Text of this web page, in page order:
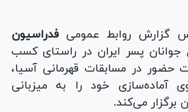
گزارش روابط عمومی فدراسیون
جوانان پسر ایران در راستای کسب
حضور در مسابقات قهرمانی آسیا،
آماده‌سازی خود را به میزبانی
برگزار می‌کند.